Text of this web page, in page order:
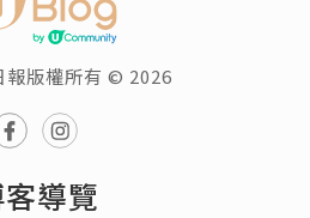
報版權所有 © 2026
導覽